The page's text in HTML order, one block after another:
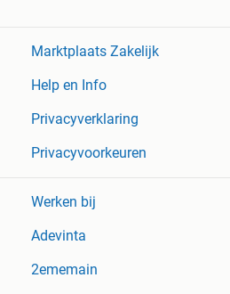
Marktplaats Zakelijk
Help en Info
Privacyverklaring
Privacyvoorkeuren
Werken bij
Adevinta
2ememain